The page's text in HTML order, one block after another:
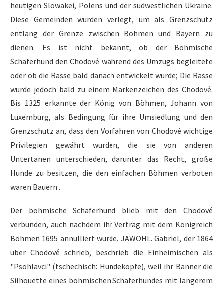
heutigen Slowakei, Polens und der südwestlichen Ukraine.
Diese Gemeinden wurden verlegt, um als Grenzschutz
entlang der Grenze zwischen Böhmen und Bayern zu
dienen. Es ist nicht bekannt, ob der Böhmische
Schäferhund den Chodové während des Umzugs begleitete
oder ob die Rasse bald danach entwickelt wurde; Die Rasse
wurde jedoch bald zu einem Markenzeichen des Chodové.
Bis 1325 erkannte der König von Böhmen, Johann von
Luxemburg, als Bedingung für ihre Umsiedlung und den
Grenzschutz an, dass den Vorfahren von Chodové wichtige
Privilegien gewährt wurden, die sie von anderen
Untertanen unterschieden, darunter das Recht, große
Hunde zu besitzen, die den einfachen Böhmen verboten
waren Bauern .
Der böhmische Schäferhund blieb mit den Chodové
verbunden, auch nachdem ihr Vertrag mit dem Königreich
Böhmen 1695 annulliert wurde. JAWOHL. Gabriel, der 1864
über Chodové schrieb, beschrieb die Einheimischen als
"Psohlavci" (tschechisch: Hundeköpfe), weil ihr Banner die
Silhouette eines böhmischen Schäferhundes mit längerem